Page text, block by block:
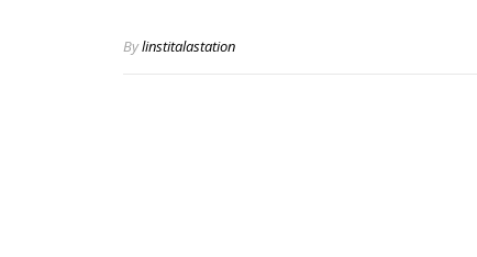
Bylinstitalastation